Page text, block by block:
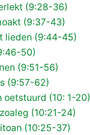
(9:28-36)
(9:37-43)
lieden (9:44-45)
50)
(9:51-56)
(9:57-62)
oetstuurd (10: 1-20)
(10:21-24)
(10:25-37)